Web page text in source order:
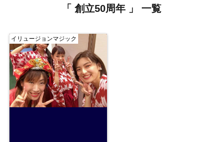
「 創立50周年 」 一覧
イリュージョンマジック